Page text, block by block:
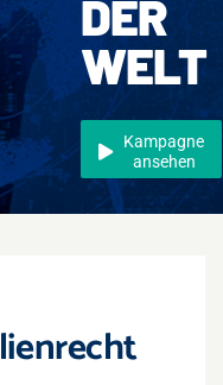
DER
WELT
Kampagne
ansehen